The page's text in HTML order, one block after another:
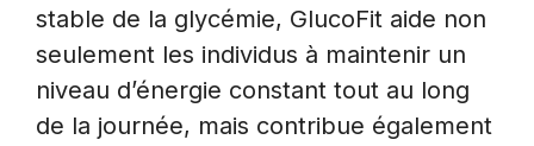
stable de la glycémie, GlucoFit aide non
seulement les individus à maintenir un
niveau d’énergie constant tout au long
de la journée, mais contribue également